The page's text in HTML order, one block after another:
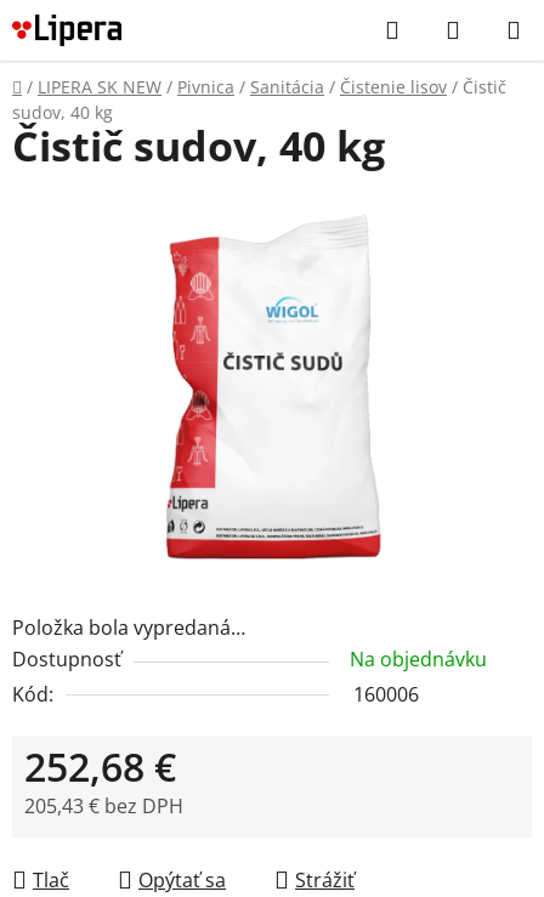
Prejsť
na
obsah
Hľadať
KOŠÍK
Domov
/ LIPERA SK NEW / Pivnica / Sanitácia / Čistenie lisov / Čistič
sudov, 40 kg
Položka bola vypredaná…
Dostupnosť
Na objednávku
Kód:
160006
252,68 €
205,43 € bez DPH
Tlač
Opýtať sa
Strážiť
Čistič sudov, 40 kg